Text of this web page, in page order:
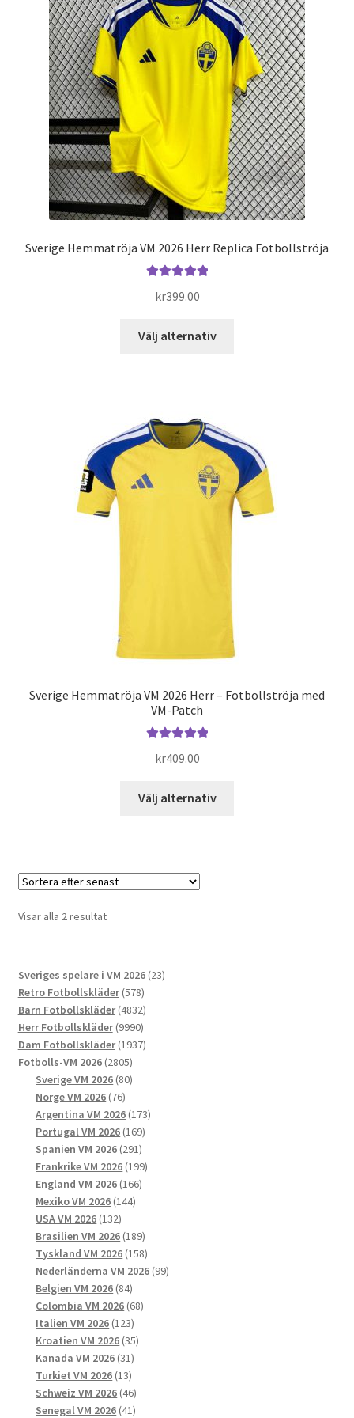
Varukorg
Sverige Hemmatröja VM 2026 Herr Replica Fotbollströja
kr399.00
Välj alternativ
De
olika
alternativen
kan
Sverige Hemmatröja VM 2026 Herr – Fotbollströja med
VM-Patch
kr409.00
Välj alternativ
Visar alla 2 resultatSortera
Sveriges spelare i VM 2026 2323
Retro Fotbollskläder 578578
produkter
Barn Fotbollskläder 48324832
produkter
Herr Fotbollskläder 99909990
produkter
Dam Fotbollskläder 19371937
Fotbolls-VM 2026 28052805
produkter
Sverige VM 2026 8080
Norge VM 2026 7676
produkter
Argentina VM 2026 173173
Portugal VM 2026 169169
Spanien VM 2026 291291
produkter
Frankrike VM 2026 199199
England VM 2026 166166
Mexiko VM 2026 144144
USA VM 2026 132132
produkter
Brasilien VM 2026 189189
produkter
Tyskland VM 2026 158158
produkter
Nederländerna VM 2026 9999
Belgien VM 2026 8484
produkter
Colombia VM 2026 6868
Italien VM 2026 123123
produkter
Kroatien VM 2026 3535
Kanada VM 2026 3131
produkter
Turkiet VM 2026 1313
produkter
Schweiz VM 2026 4646
produkter
Senegal VM 2026 4141